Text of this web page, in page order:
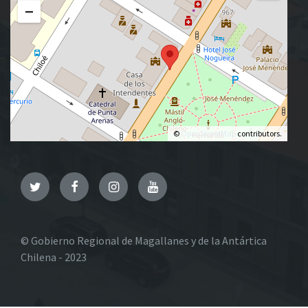
−
© OpenStreetMap contributors.
TwitterFacebookInstagramYouTube
© Gobierno Regional de Magallanes y de la Antártica
Chilena - 2023